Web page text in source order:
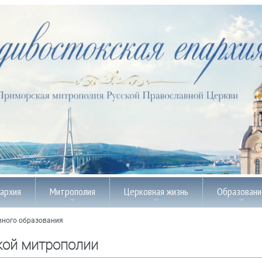
Митрополия Церковная жизнь
образования
митрополии